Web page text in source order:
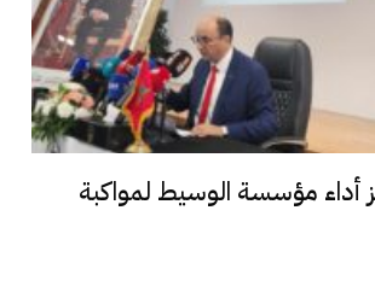
أداء مؤسسة الوسيط لمواكبة